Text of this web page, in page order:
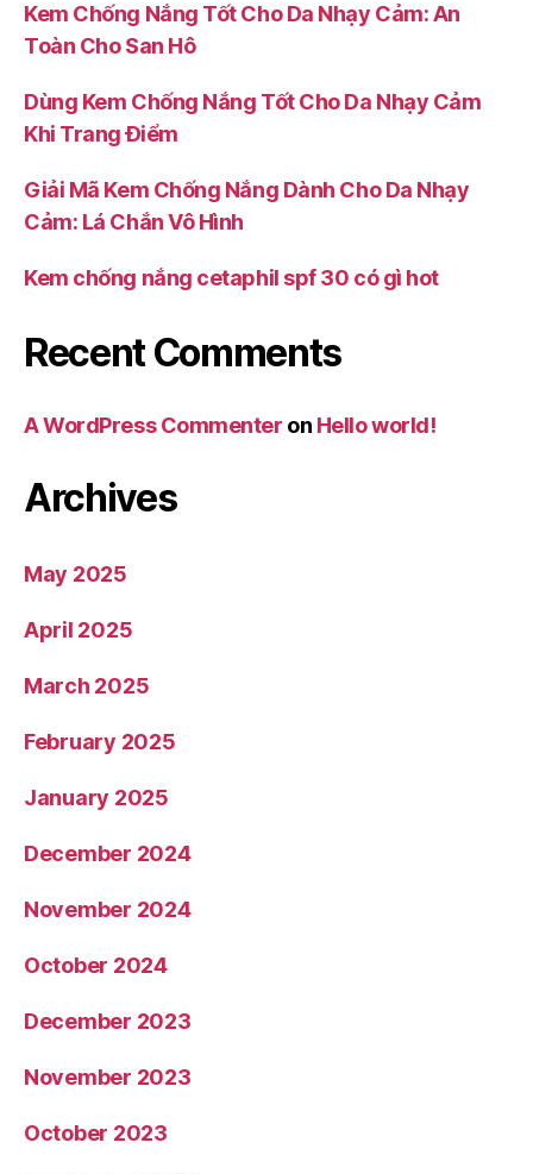
Kem Chống Nắng Tốt Cho Da Nhạy Cảm: An
Toàn Cho San Hô
Dùng Kem Chống Nắng Tốt Cho Da Nhạy Cảm
Khi Trang Điểm
Giải Mã Kem Chống Nắng Dành Cho Da Nhạy
Cảm: Lá Chắn Vô Hình
Kem chống nắng cetaphil spf 30 có gì hot
Recent Comments
A WordPress Commenter on Hello world!
Archives
May 2025
April 2025
March 2025
February 2025
January 2025
December 2024
November 2024
October 2024
December 2023
November 2023
October 2023